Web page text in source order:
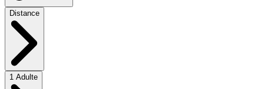
Distance
1 Adulte